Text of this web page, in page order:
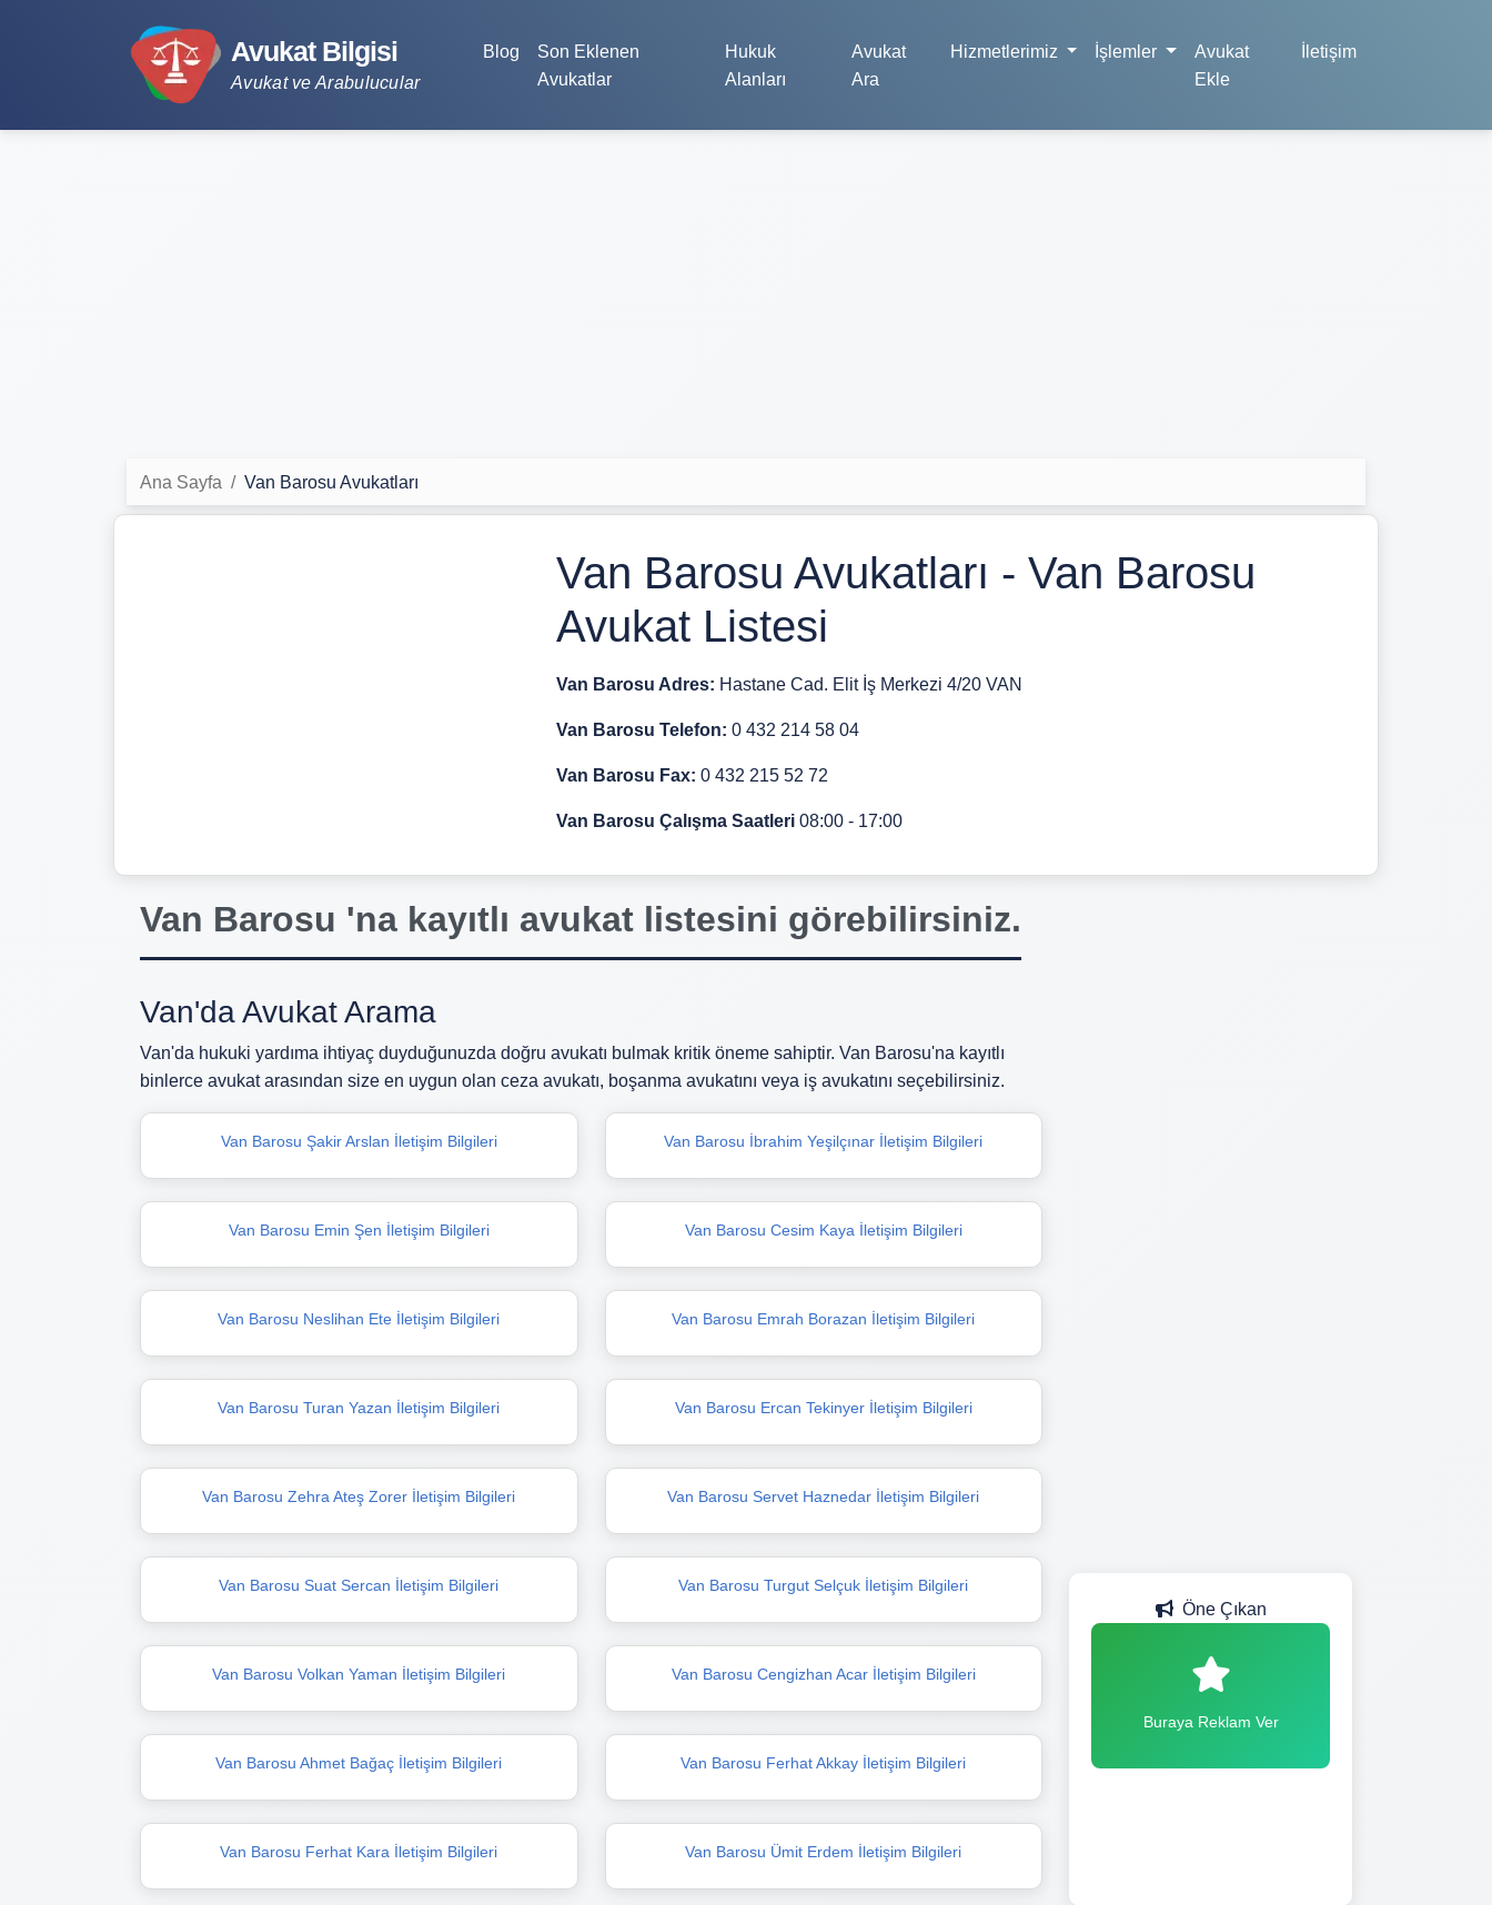
Avukat Bilgisi
Avukat ve Arabulucular
Blog
Son Eklenen
Avukatlar
Hukuk
Alanları
Avukat
Ara
Hizmetlerimiz İşlemler
Avukat
Ekle
İletişim
Ana Sayfa Van Barosu Avukatları
Van Barosu Avukatları - Van Barosu
Avukat Listesi
Van Barosu Adres: Hastane Cad. Elit İş Merkezi 4/20 VAN
Van Barosu Telefon: 0 432 214 58 04
Van Barosu Fax: 0 432 215 52 72
Van Barosu Çalışma Saatleri 08:00 - 17:00
Van Barosu 'na kayıtlı avukat listesini görebilirsiniz.
Van'da Avukat Arama
Van'da hukuki yardıma ihtiyaç duyduğunuzda doğru avukatı bulmak kritik öneme sahiptir. Van Barosu'na kayıtlı
binlerce avukat arasından size en uygun olan ceza avukatı, boşanma avukatını veya iş avukatını seçebilirsiniz.
Van Barosu Şakir Arslan İletişim Bilgileri Van Barosu İbrahim Yeşilçınar İletişim Bilgileri
Van Barosu Emin Şen İletişim Bilgileri Van Barosu Cesim Kaya İletişim Bilgileri
Van Barosu Neslihan Ete İletişim Bilgileri Van Barosu Emrah Borazan İletişim Bilgileri
Van Barosu Turan Yazan İletişim Bilgileri Van Barosu Ercan Tekinyer İletişim Bilgileri
Van Barosu Zehra Ateş Zorer İletişim Bilgileri Van Barosu Servet Haznedar İletişim Bilgileri
Van Barosu Suat Sercan İletişim Bilgileri Van Barosu Turgut Selçuk İletişim Bilgileri
Van Barosu Volkan Yaman İletişim Bilgileri Van Barosu Cengizhan Acar İletişim Bilgileri
Van Barosu Ahmet Bağaç İletişim Bilgileri Van Barosu Ferhat Akkay İletişim Bilgileri
Van Barosu Ferhat Kara İletişim Bilgileri Van Barosu Ümit Erdem İletişim Bilgileri
Öne Çıkan
Buraya Reklam Ver